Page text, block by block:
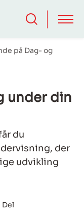
på Dag- og
under din
du
der
udvikling
Del